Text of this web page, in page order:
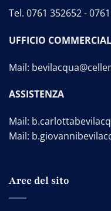
Tel. 0761 352652-
UFFICIO
Mail:
ASSISTENZA
Mail:
Mail:
Aree del sito